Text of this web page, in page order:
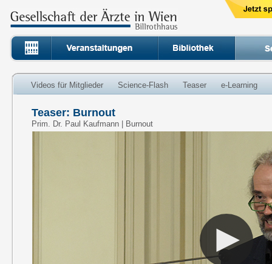
Videos für Mitglieder Science-Flash Teaser e-Learning
Teaser: Burnout
Prim. Dr. Paul Kaufmann | Burnout